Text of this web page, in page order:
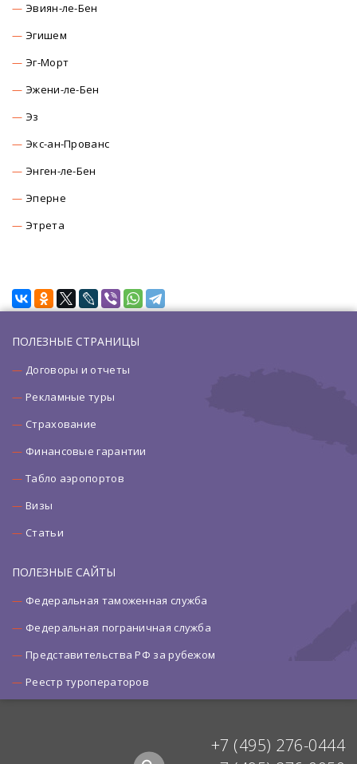
Эвиян-ле-Бен
Эгишем
Эг-Морт
Эжени-ле-Бен
Эз
Экс-ан-Прованс
Энген-ле-Бен
Эперне
Этрета
ПОЛЕЗНЫЕ СТРАНИЦЫ
Договоры и отчеты
Рекламные туры
Страхование
Финансовые гарантии
Табло аэропортов
Визы
Статьи
ПОЛЕЗНЫЕ САЙТЫ
Федеральная таможенная служба
Федеральная пограничная служба
Представительства РФ за рубежом
Реестр туроператоров
+7 (495) 276-0444